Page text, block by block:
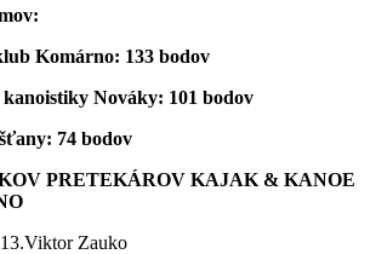
Komárno: 133 bodov
Nováky: 101 bodov
74 bodov
PRETEKÁROV KAJAK & KANOE
Zauko